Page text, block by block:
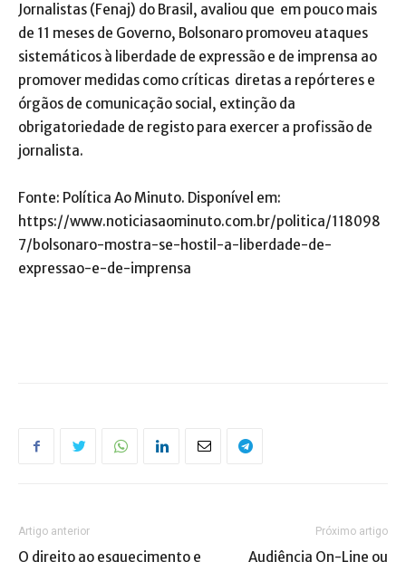
Jornalistas (Fenaj) do Brasil, avaliou que em pouco mais
de 11 meses de Governo, Bolsonaro promoveu ataques
sistemáticos à liberdade de expressão e de imprensa ao
promover medidas como críticas diretas a repórteres e
órgãos de comunicação social, extinção da
obrigatoriedade de registo para exercer a profissão de
jornalista.
Fonte: Política Ao Minuto. Disponível em:
https://www.noticiasaominuto.com.br/politica/118098
7/bolsonaro-mostra-se-hostil-a-liberdade-de-
expressao-e-de-imprensa
Artigo anterior
O direito ao esquecimento e
Próximo artigo
Audiência On-Line ou